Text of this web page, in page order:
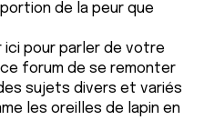
de la peur que
ici pour parler de votre
forum de se remonter
sujets divers et variés
les oreilles de lapin en